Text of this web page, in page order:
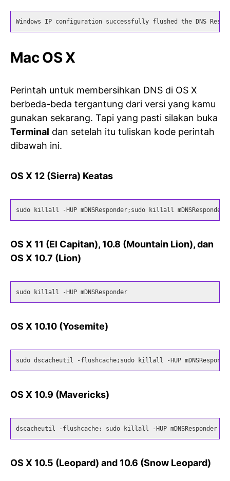
Windows IP configuration successfully flushed the DNS
Mac OS X
Perintah untuk membersihkan DNS di OS X
berbeda-beda tergantung dari versi yang kamu
gunakan sekarang. Tapi yang pasti silakan buka
Terminal dan setelah itu tuliskan kode perintah
dibawah ini.
OS X 12 (Sierra) Keatas
sudo killall -HUP mDNSResponder;sudo killall
OS X 11 (El Capitan), 10.8 (Mountain Lion), dan
OS X 10.7 (Lion)
sudo killall -HUP mDNSResponder
OS X 10.10 (Yosemite)
sudo dscacheutil -flushcache;sudo killall -HUP
OS X 10.9 (Mavericks)
dscacheutil -flushcache; sudo killall -HUP mDNSResponder
OS X 10.5 (Leopard) and 10.6 (Snow Leopard)